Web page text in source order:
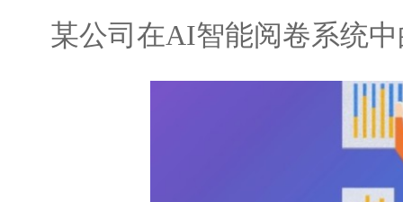
某公司在AI智能阅卷系统中